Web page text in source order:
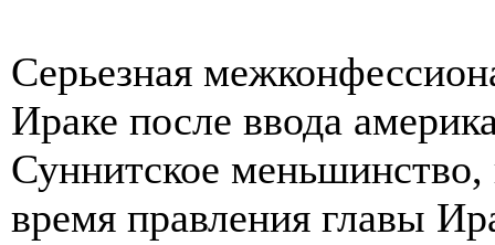
Серьезная
Ираке после ввода
Суннитское меньшинство,
время правления главы